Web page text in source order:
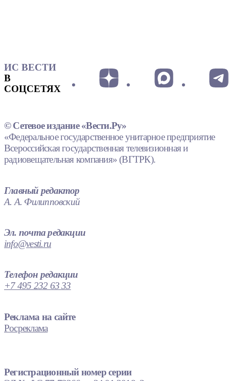
ИС ВЕСТИ
В
СОЦСЕТЯХ
© Сетевое издание «Вести.Ру»
«Федеральное государственное унитарное предприятие
Всероссийская государственная телевизионная и
радиовещательная компания» (ВГТРК).
Главный редактор
А. А. Филипповский
Эл. почта редакции
info@vesti.ru
Телефон редакции
+7 495 232 63 33
Реклама на сайте
Росреклама
Регистрационный номер серии